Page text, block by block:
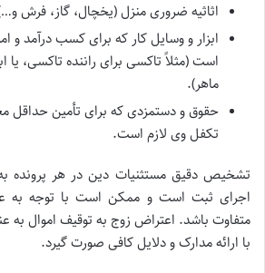
اثاثیه ضروری منزل (یخچال، گاز، فرش
ابزار و وسایل کار که برای کسب درآمد و
است (مثلاً تاکسی برای راننده تاکسی، یا
ماهر).
حقوق و دستمزدی که برای تأمین حداقل
تکفل وی لازم است.
تشخیص دقیق مستثنیات دین در هر پرونده
اجرای ثبت است و ممکن است با توجه به
متفاوت باشد. اعتراض زوج به توقیف اموال به
با ارائه مدارک و دلایل کافی صورت گیرد.